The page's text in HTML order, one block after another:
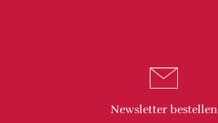
Newsletter bestellen